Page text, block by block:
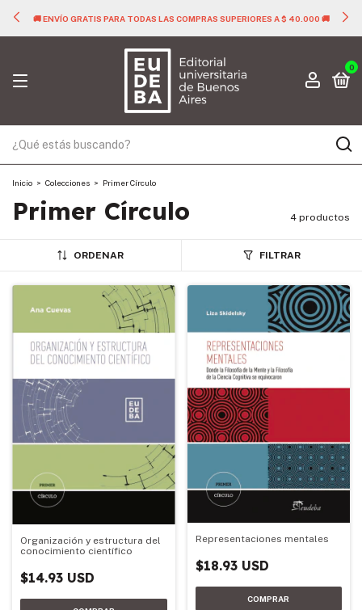
🚚 ENVÍO GRATIS PARA TODAS LAS COMPRAS SUPERIORES A $ 40.000 🚚
0
Inicio > Colecciones > Primer Círculo
Primer Círculo 4 productos
ORDENAR FILTRAR
Organización y estructura del
conocimiento científico
$14.93 USD
Representaciones mentales
$18.93 USD